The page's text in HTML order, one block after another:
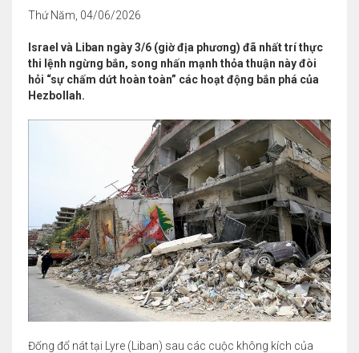
Thứ Năm, 04/06/2026
Israel và Liban ngày 3/6 (giờ địa phương) đã nhất trí thực
thi lệnh ngừng bắn, song nhấn mạnh thỏa thuận này đòi
hỏi “sự chấm dứt hoàn toàn” các hoạt động bắn phá của
Hezbollah.
Đống đổ nát tại Lyre (Liban) sau các cuộc không kích của